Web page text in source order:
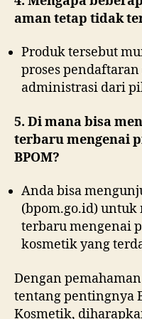
aman tetap tidak
Produk tersebut
proses
administrasi dari
5. Di mana bisa
terbaru mengenai
BPOM?
Anda bisa
(bpom.go.id)
terbaru mengenai
kosmetik yang
Dengan
tentang pentingnya
Kosmetik,